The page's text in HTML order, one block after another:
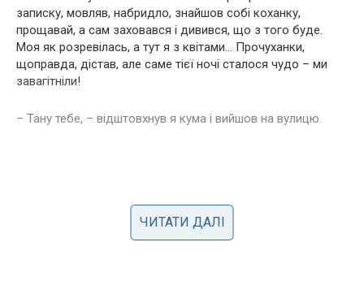
записку, мовляв, набридло, знайшов собі коханку,
прощавай, а сам заховався і дивився, що з того буде.
Моя як розревілась, а тут я з квітами… Прочуханки,
щоправда, дістав, але саме тієї ночі сталося чудо – ми
завагітніли!
– Тану тебе, – відштовхнув я кума і вийшов на вулицю.
ЧИТАТИ ДАЛІ